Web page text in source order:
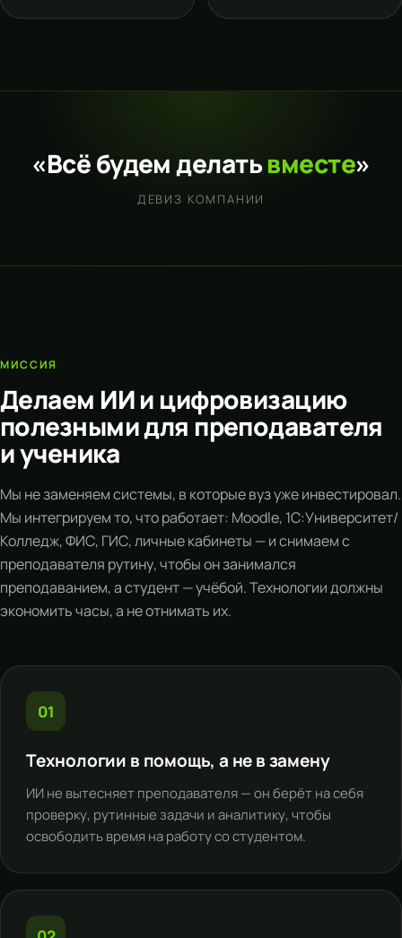
«Всё будем делатьвместе»
ДЕВИЗ КОМПАНИИ
МИССИЯ
Делаем ИИ и цифровизацию
полезными для преподавателя
и ученика
Мы не заменяем системы, в которые вуз уже инвестировал.
Мы интегрируем то, что работает: Moodle, 1С:Университет/
Колледж, ФИС, ГИС, личные кабинеты — и снимаем с
преподавателя рутину, чтобы он занимался
преподаванием, а студент — учёбой. Технологии должны
экономить часы, а не отнимать их.
01
Технологии в помощь, а не в замену
ИИ не вытесняет преподавателя — он берёт на себя
проверку, рутинные задачи и аналитику, чтобы
освободить время на работу со студентом.